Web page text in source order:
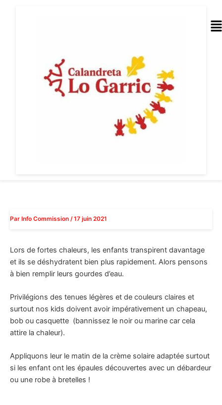
Par Info Commission /17 juin 2021
Lors de fortes chaleurs, les enfants transpirent davantage
et ils se déshydratent bien plus rapidement. Alors pensons
à bien remplir leurs gourdes d’eau.
Privilégions des tenues légères et de couleurs claires et
surtout nos kids doivent avoir impérativement un chapeau,
bob ou casquette (bannissez le noir ou marine car cela
attire la chaleur).
Appliquons leur le matin de la crème solaire adaptée surtout
si les enfant ont les épaules découvertes avec un débardeur
ou une robe à bretelles !